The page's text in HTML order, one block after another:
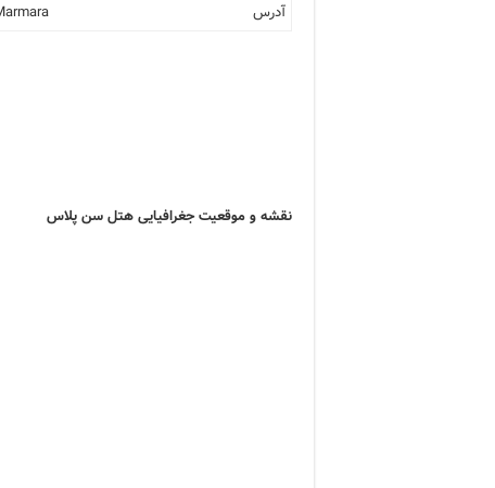
آدرس
نقشه و موقعیت جغرافیایی هتل سن پلاس